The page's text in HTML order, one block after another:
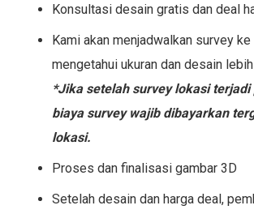
Konsultasi desain gratis dan deal
Kami akan menjadwalkan survey
mengetahui ukuran dan desain
*Jika setelah survey lokasi terjadi
biaya survey wajib dibayarkan
lokasi.
Proses dan finalisasi gambar 3D
Setelah desain dan harga deal,